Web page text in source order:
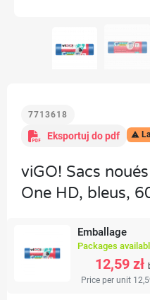
7713618
Eksportuj do pdf 
viGO! Sacs
One HD, bleus,
Emballage
Packages
12,59 zł
Price per unit